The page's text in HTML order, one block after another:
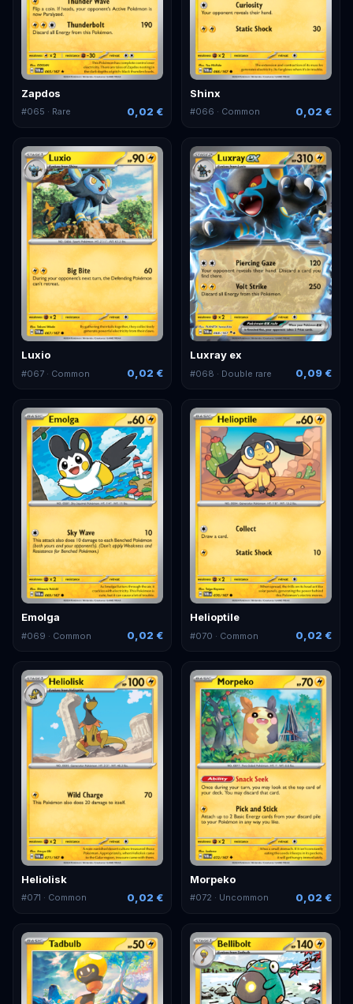
Zapdos
#065 · Rare 0,02 €
Shinx
#066 · Common 0,02 €
Luxio
#067 · Common 0,02 €
Luxray ex
#068 · Double rare 0,09 €
Emolga
#069 · Common 0,02 €
Helioptile
#070 · Common 0,02 €
Heliolisk
#071 · Common 0,02 €
Morpeko
#072 · Uncommon 0,02 €